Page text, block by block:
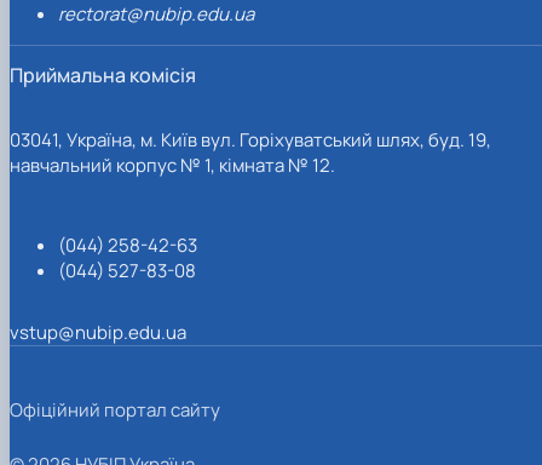
rectorat@nubip.edu.ua
Приймальна комісія
03041, Україна, м. Київ вул. Горіхуватський шлях, буд. 19,
навчальний корпус № 1, кімната № 12.
(044) 258-42-63
(044) 527-83-08
vstup@nubip.edu.ua
Офіційний портал сайту